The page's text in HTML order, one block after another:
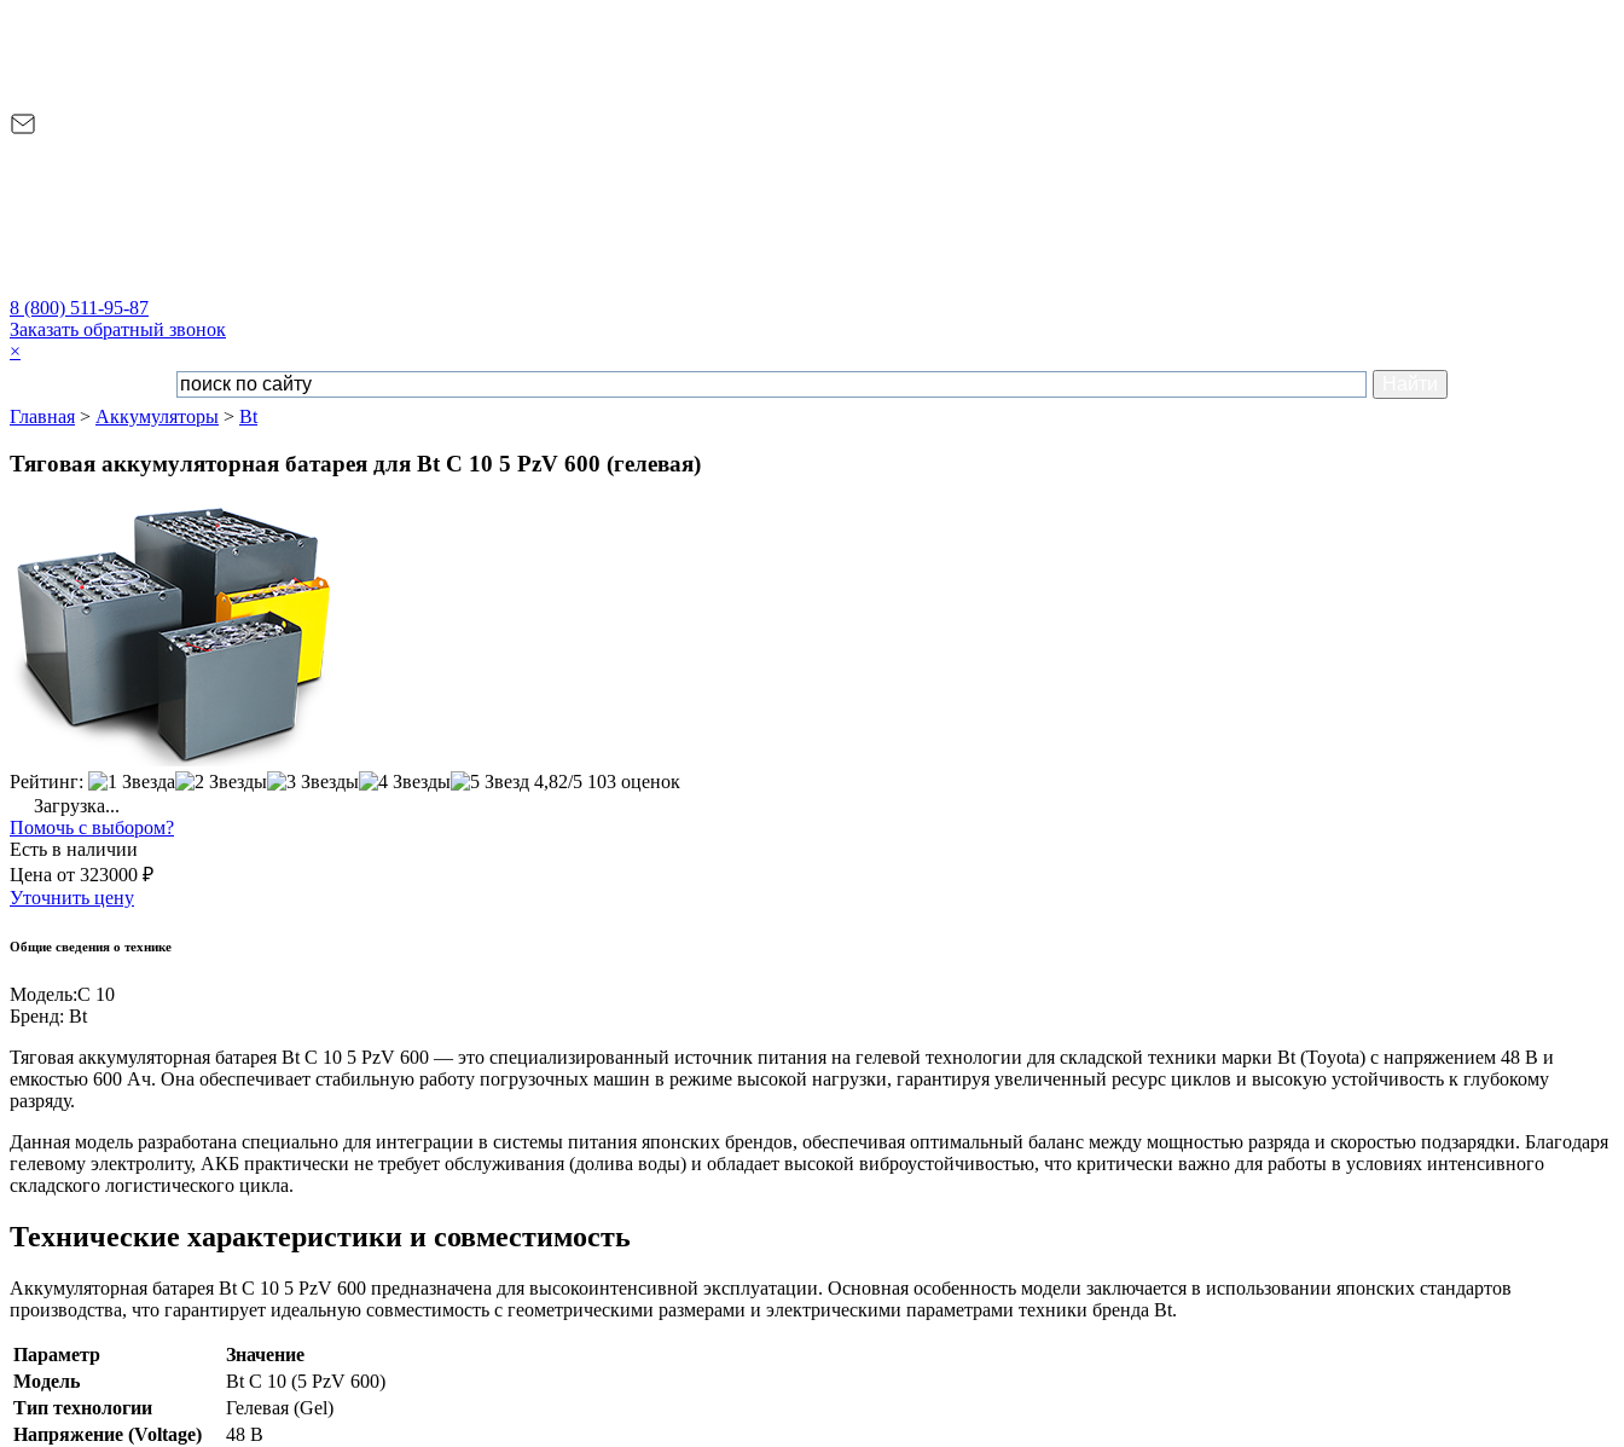
8 (800) 511-95-87
Заказать обратный звонок
×
Главная > Аккумуляторы > Bt
Тяговая аккумуляторная батарея для Bt C 10 5 PzV 600 (гелевая)
Рейтинг: 4,82/5 103 оценок
Загрузка...
Помочь с выбором?
Есть в наличии
Цена от 323000 ₽
Уточнить цену
Общие сведения о технике
Модель:C 10
Бренд: Bt
Тяговая аккумуляторная батарея Bt C 10 5 PzV 600 — это специализированный источник питания на гелевой технологии для складской техники марки Bt (Toyota) с напряжением 48 В и
емкостью 600 Ач. Она обеспечивает стабильную работу погрузочных машин в режиме высокой нагрузки, гарантируя увеличенный ресурс циклов и высокую устойчивость к глубокому
разряду.
Данная модель разработана специально для интеграции в системы питания японских брендов, обеспечивая оптимальный баланс между мощностью разряда и скоростью подзарядки. Благодаря
гелевому электролиту, АКБ практически не требует обслуживания (долива воды) и обладает высокой виброустойчивостью, что критически важно для работы в условиях интенсивного
складского логистического цикла.
Технические характеристики и совместимость
Аккумуляторная батарея Bt C 10 5 PzV 600 предназначена для высокоинтенсивной эксплуатации. Основная особенность модели заключается в использовании японских стандартов
производства, что гарантирует идеальную совместимость с геометрическими размерами и электрическими параметрами техники бренда Bt.
Параметр
Значение
Модель
Bt C 10 (5 PzV 600)
Тип технологии
Гелевая (Gel)
Напряжение (Voltage)
48 В